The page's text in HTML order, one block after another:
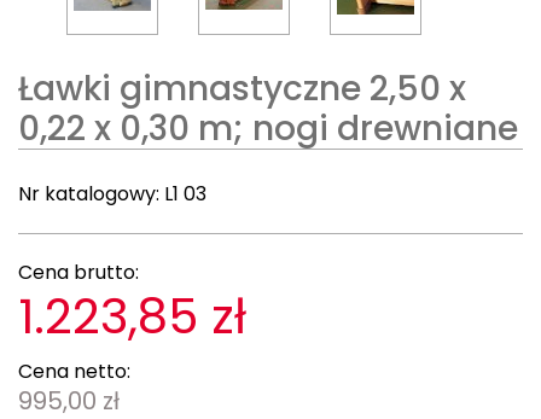
Ławki gimnastyczne 2,50 x
0,22 x 0,30 m; nogi drewniane
Nr katalogowy: L1 03
Cena brutto:
1.223,85 zł
Cena netto:
995,00 zł